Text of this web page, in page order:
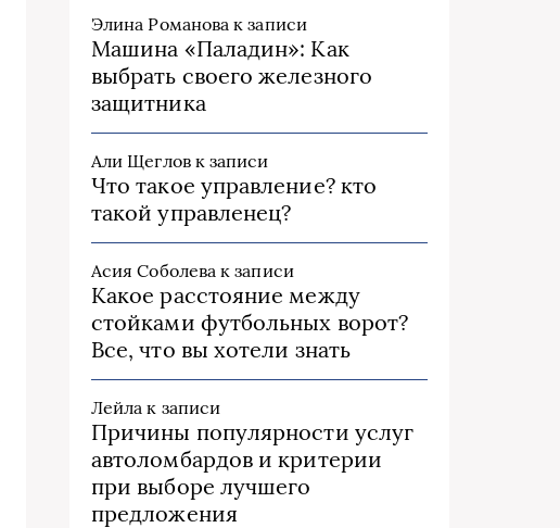
Элина Романова к записи
Машина «Паладин»: Как
выбрать своего железного
защитника
Али Щегловк записи
Что такое управление? кто
такой управленец?
Асия Соболева к записи
Какое расстояние между
стойками футбольных ворот?
Все, что вы хотели знать
Лейла к записи
Причины популярности услуг
автоломбардов и критерии
при выборе лучшего
предложения